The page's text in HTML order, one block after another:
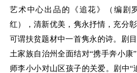
艺术中心出品的《追花》（编剧
红），清新优美，隽永抒情，充分
可谓扶贫题材中一首隽永的诗。剧
土家族自治州全面结对“携手奔小康
师李小小对山区孩子的关爱。剧中“